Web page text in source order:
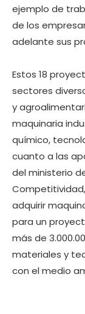
ejemplo de
de los
adelante sus
Estos 18
sectores
y
maquinaria
químico,
cuanto a las
del ministerio
Competitividad,
adquirir
para un
más de
materiales y
con el medio